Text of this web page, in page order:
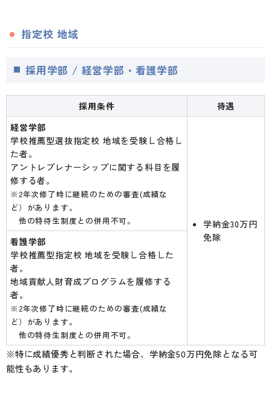
指定校 地域
採用学部 / 経営学部・看護学部
採用条件
待遇
経営学部
学校推薦型選抜指定校 地域を受験し合格し
た者。
アントレプレナーシップに関する科目を履
修する者。
※2年次修了時に継続のための審査(成績な
ど）があります。
他の特待生制度との併用不可。
学納金30万円
免除
看護学部
学校推薦型指定校 地域を受験し合格した
者。
地域貢献人財育成プログラムを履修する
者。
※2年次修了時に継続のための審査(成績な
ど）があります。
他の特待生制度との併用不可。
※特に成績優秀と判断された場合、学納金50万円免除となる可
能性もあります。